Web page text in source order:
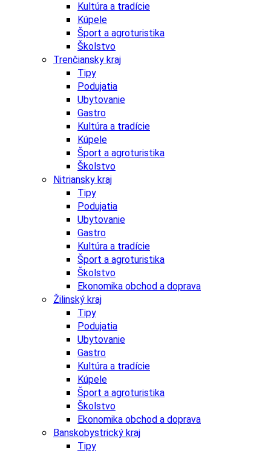
Kultúra a tradície
Kúpele
Šport a agroturistika
Školstvo
Trenčiansky kraj
Tipy
Podujatia
Ubytovanie
Gastro
Kultúra a tradície
Kúpele
Šport a agroturistika
Školstvo
Nitriansky kraj
Tipy
Podujatia
Ubytovanie
Gastro
Kultúra a tradície
Šport a agroturistika
Školstvo
Ekonomika obchod a doprava
Žilinský kraj
Tipy
Podujatia
Ubytovanie
Gastro
Kultúra a tradície
Kúpele
Šport a agroturistika
Školstvo
Ekonomika obchod a doprava
Banskobystrický kraj
Tipy